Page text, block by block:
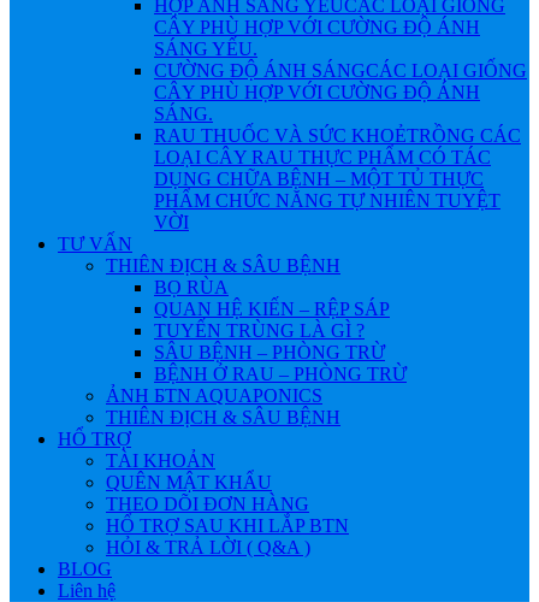
HỢP ÁNH SÁNG YẾUCÁC LOẠI GIỐNG
CÂY PHÙ HỢP VỚI CƯỜNG ĐỘ ÁNH
SÁNG YẾU.
CƯỜNG ĐỘ ÁNH SÁNGCÁC LOẠI GIỐNG
CÂY PHÙ HỢP VỚI CƯỜNG ĐỘ ÁNH
SÁNG.
RAU THUỐC VÀ SỨC KHOẺTRỒNG CÁC
LOẠI CÂY RAU THỰC PHẨM CÓ TÁC
DỤNG CHỮA BỆNH – MỘT TỦ THỰC
PHẨM CHỨC NĂNG TỰ NHIÊN TUYỆT
VỜI
TƯ VẤN
THIÊN ĐỊCH & SÂU BỆNH
BỌ RÙA
QUAN HỆ KIẾN – RỆP SÁP
TUYẾN TRÙNG LÀ GÌ ?
SÂU BỆNH – PHÒNG TRỪ
BỆNH Ở RAU – PHÒNG TRỪ
ẢNH БTN AQUAPONICS
THIÊN ĐỊCH & SÂU BỆNH
HỔ TRỢ
TÀI KHOẢN
QUÊN MẬT KHẨU
THEO DÕI ĐƠN HÀNG
HỔ TRỢ SAU KHI LẮP BTN
HỎI & TRẢ LỜI ( Q&A )
BLOG
Liên hệ